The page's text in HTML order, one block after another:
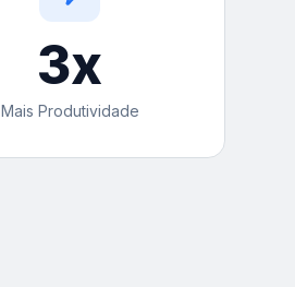
3x
Mais Produtividade